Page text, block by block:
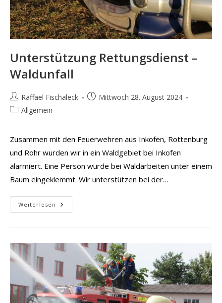
Unterstützung Rettungsdienst –
Waldunfall
Beitrags-
Autor:
Raffael Fischaleck
BeitragMittwoch 28. August 2024
Beitrags-
Allgemein
Zusammen mit den Feuerwehren aus Inkofen, Rottenburg
und Rohr wurden wir in ein Waldgebiet bei Inkofen
alarmiert. Eine Person wurde bei Waldarbeiten unter einem
Baum eingeklemmt. Wir unterstützen bei der…
Weiterlesen Unterstützung
Rettungsdienst